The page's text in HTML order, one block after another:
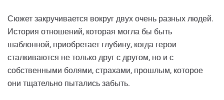
Сюжет закручивается вокруг двух очень разных людей.
История отношений, которая могла бы быть
шаблонной, приобретает глубину, когда герои
сталкиваются не только друг с другом, но и с
собственными болями, страхами, прошлым, которое
они тщательно пытались забыть.